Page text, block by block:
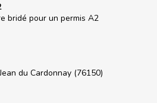
bridé pour un permis A2
du Cardonnay (76150)